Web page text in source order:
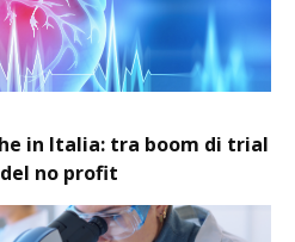
in Italia: tra boom di trial
no profit